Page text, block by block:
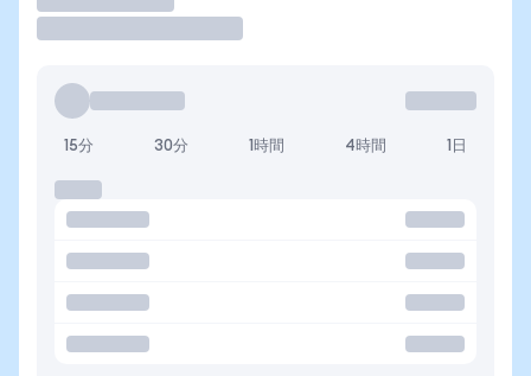
15分 30分 1時間 4時間 1日